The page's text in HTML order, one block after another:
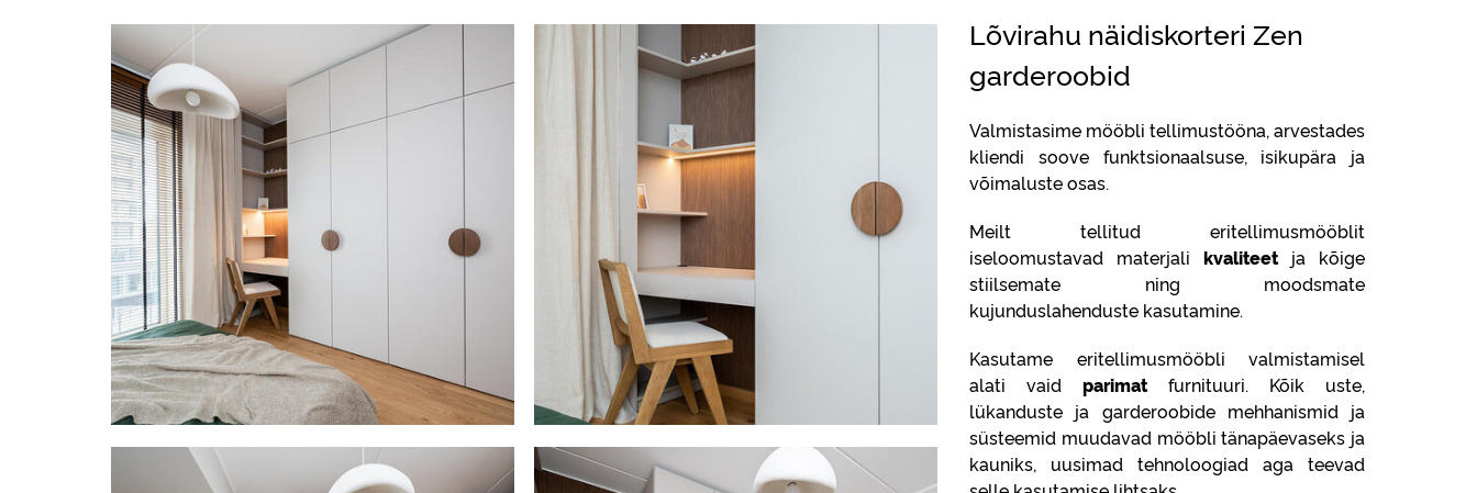
Lõvirahu näidiskorteri Zen
garderoobid
Valmistasime mööbli tellimustööna, arvestades
kliendi soove funktsionaalsuse, isikupära ja
võimaluste osas.
Meilt tellitud eritellimusmööblit
iseloomustavad materjali kvaliteet ja kõige
stiilsemate ning moodsmate
kujunduslahenduste kasutamine.
Kasutame eritellimusmööbli valmistamisel
alati vaid parimatfurnituuri. Kõik uste,
lükanduste ja garderoobide mehhanismid ja
süsteemid muudavad mööbli tänapäevaseks ja
kauniks, uusimad tehnoloogiad aga teevad